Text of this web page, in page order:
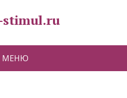
stimul.ru
МЕНЮ